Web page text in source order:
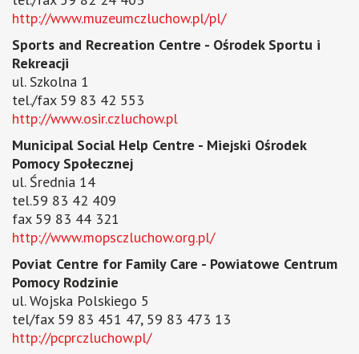
http://www.muzeumczluchow.pl/pl/
Sports and Recreation Centre - Ośrodek Sportu i
Rekreacji
ul. Szkolna 1
tel./fax 59 83 42 553
http://www.osir.czluchow.pl
Municipal Social Help Centre - Miejski Ośrodek
Pomocy Społecznej
ul. Średnia 14
tel.59 83 42 409
fax 59 83 44 321
http://www.mopsczluchow.org.pl/
Poviat Centre for Family Care - Powiatowe Centrum
Pomocy Rodzinie
ul. Wojska Polskiego 5
tel/fax 59 83 451 47, 59 83 473 13
http://pcprczluchow.pl/